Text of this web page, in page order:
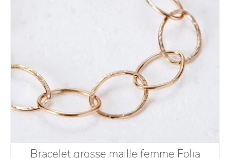
Bracelet grosse maille femme Folia